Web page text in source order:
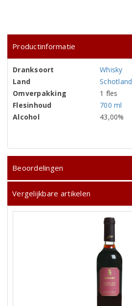
Productinformatie
Dranksoort
Whisky
Land
Schotland
Omverpakking
1 fles
Flesinhoud
700 ml
Alcohol
43,00%
Beoordelingen
Vergelijkbare artikelen